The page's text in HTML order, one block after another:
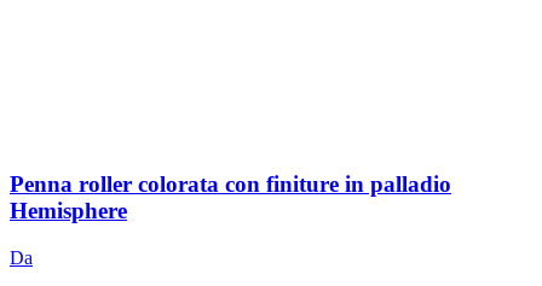
Penna roller colorata con finiture in palladio
Hemisphere
Da